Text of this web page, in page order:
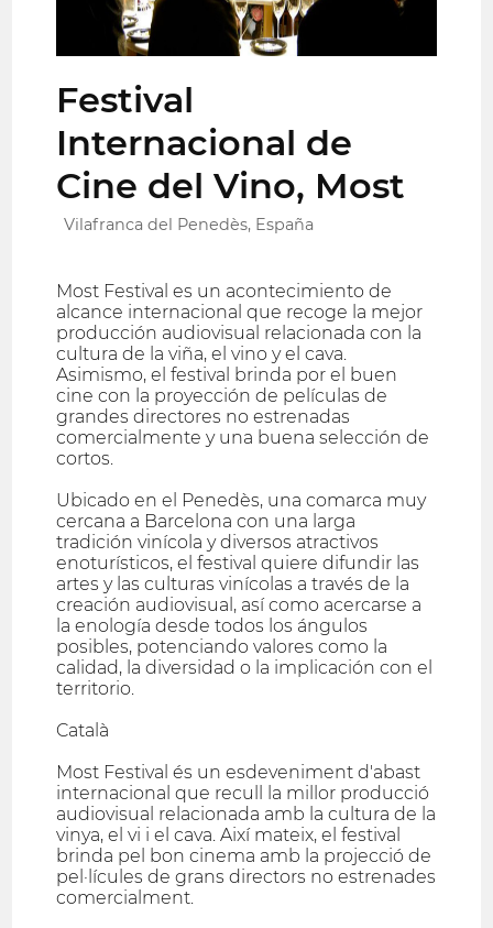
Festival
Internacional de
Cine del Vino, Most
Vilafranca del Penedès, España
Most Festival es un acontecimiento de
alcance internacional que recoge la mejor
producción audiovisual relacionada con la
cultura de la viña, el vino y el cava.
Asimismo, el festival brinda por el buen
cine con la proyección de películas de
grandes directores no estrenadas
comercialmente y una buena selección de
cortos.
Ubicado en el Penedès, una comarca muy
cercana a Barcelona con una larga
tradición vinícola y diversos atractivos
enoturísticos, el festival quiere difundir las
artes y las culturas vinícolas a través de la
creación audiovisual, así como acercarse a
la enología desde todos los ángulos
posibles, potenciando valores como la
calidad, la diversidad o la implicación con el
territorio.
Català
Most Festival és un esdeveniment d'abast
internacional que recull la millor producció
audiovisual relacionada amb la cultura de la
vinya, el vi i el cava. Així mateix, el festival
brinda pel bon cinema amb la projecció de
pel·lícules de grans directors no estrenades
comercialment.